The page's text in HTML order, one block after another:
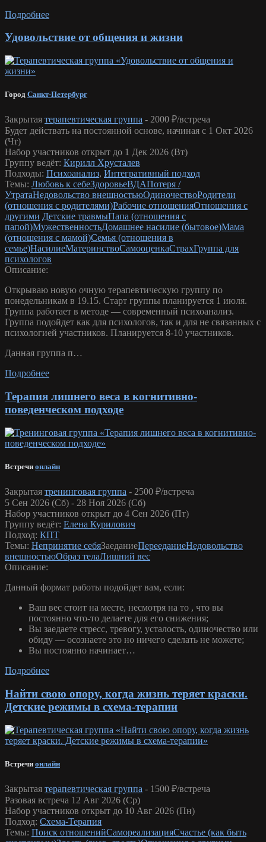
Подробнее
Удовольствие от общения и жизни
Город Санкт-Петербург
Закрытая терапевтическая группа - 2000 ₽/встреча
Будет действать на постоянной основе, начиная с 1 Окт 2026
(Чт)
Набор участников открыт до 1 Дек 2026 (Вт)
Группу ведёт: Кирилл Хрусталев
Подходы: Психоанализ, Интегративный подход
Темы: Любовь к себеЗдоровьеВДАПотеря /
УтратаНедовольство внешностьюОдиночествоРодители
(отношения с родителями)Рабочие отношенияОтношения с
другими Детские травмыПапа (отношения с
папой)МужественностьДомашнее насилие (бытовое)Мама
(отношения с мамой)Семья (отношения в
семье)НасилиеМатеринствоСамооценкаСтрахГруппа для
психологов
Описание:
Открываю новую очную терапевтическую группу по
понедельникам в 19.15. Старт группы планируется 1 июля.
Группа работает в методе — современный психоанализ.
Группа подойдет как для психологов, так и для не связанных с
психологией участников. Планируется 8-10 участников.
Данная группа п…
Подробнее
Терапия лишнего веса в когнитивно-
поведенческом подходе
Встречи онлайн
Закрытая тренинговая группа - 2500 ₽/встреча
5 Сен 2026 (Сб) - 28 Ноя 2026 (Сб)
Набор участников открыт до 4 Сен 2026 (Пт)
Группу ведёт: Елена Курилович
Подход: КПТ
Темы: Непринятие себяЗаеданиеПерееданиеНедовольство
внешностьюОбраз телаЛишний вес
Описание:
Данный формат работы подойдет вам, если:
Ваш вес стоит на месте, несмотря на то , что вы
постоянно что-то делаете для его снижения;
Вы заедаете стресс, тревогу, усталость, одиночество или
обиду — осознаете это но ничего сделать не можете;
Вы постоянно начинает…
Подробнее
Найти свою опору, когда жизнь теряет краски.
Детские режимы в схема-терапии
Встречи онлайн
Закрытая терапевтическая группа - 1500 ₽/встреча
Разовая встреча 12 Авг 2026 (Ср)
Набор участников открыт до 10 Авг 2026 (Пн)
Подход: Схема-Терапия
Темы: Поиск отношенийСамореализацияСчастье (как быть